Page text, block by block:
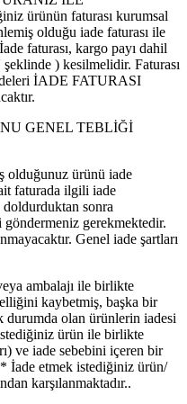
ürünün faturası kurumsal
olduğu iade faturası ile
faturası, kargo payı dahil
) kesilmelidir. Faturası
İADE FATURASI
GENEL TEBLİĞİ
olduğunuz ürünü iade
faturada ilgili iade
sonra
gerekmektedir.
Genel iade şartları
ambalajı ile birlikte
kaybetmiş, başka bir
durumda olan ürünlerin iadesi
ürün ile birlikte
ve iade sebebini içeren bir
İade etmek istediğiniz ürün/
karşılanmaktadır..